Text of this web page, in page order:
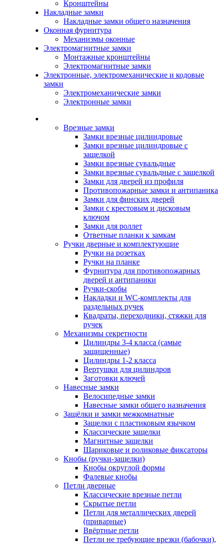
Кронштейны
Накладные замки
Накладные замки общего назначения
Оконная фурнитура
Механизмы оконные
Электромагнитные замки
Монтажные кронштейны
Электромагнитные замки
Электронные, электромеханические и кодовые
замки
Электромеханические замки
Электронные замки
Врезные замки
Замки врезные цилиндровые
Замки врезные цилиндровые с
защелкой
Замки врезные сувальдные
Замки врезные сувальдные с защелкой
Замки для дверей из профиля
Противопожарные замки и антипаника
Замки для финских дверей
Замки с крестовым и дисковым
ключом
Замки для роллет
Ответные планки к замкам
Ручки дверные и комплектующие
Ручки на розетках
Ручки на планке
Фурнитура для противопожарных
дверей и антипаники
Ручки-скобы
Накладки и WC-комплекты для
раздельных ручек
Квадраты, переходники, стяжки для
ручек
Механизмы секретности
Цилиндры 3-4 класса (самые
защищенные)
Цилиндры 1-2 класса
Вертушки для цилиндров
Заготовки ключей
Навесные замки
Велосипедные замки
Навесные замки общего назначения
Защёлки и замки межкомнатные
Защелки с пластиковым язычком
Классические защелки
Магнитные защелки
Шариковые и роликовые фиксаторы
Кнобы (ручки-защелки)
Кнобы округлой формы
Фалевые кнобы
Петли дверные
Классические врезные петли
Скрытые петли
Петли для металлических дверей
(приварные)
Ввёртные петли
Петли не требующие врезки (бабочки),